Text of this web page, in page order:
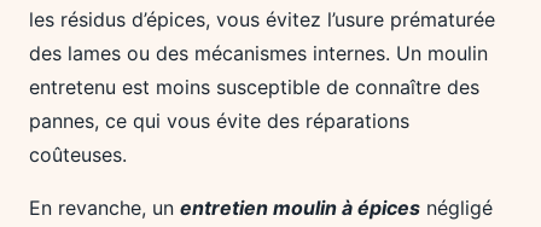
les résidus d’épices, vous évitez l’usure prématurée
des lames ou des mécanismes internes. Un moulin
entretenu est moins susceptible de connaître des
pannes, ce qui vous évite des réparations
coûteuses.
En revanche, un entretien moulin à épices négligé